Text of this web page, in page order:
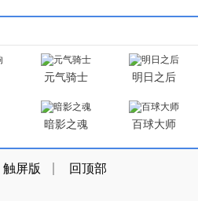
元气骑士 明日之后
暗影之魂 百球大师
触屏版 回顶部